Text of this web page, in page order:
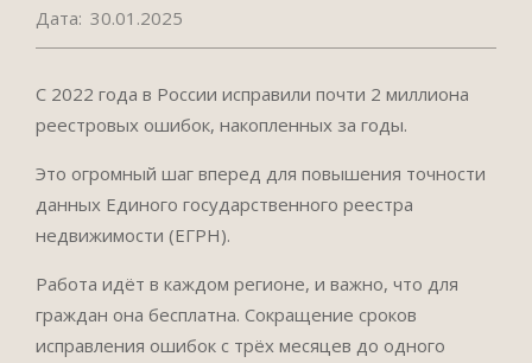
Дата: 30.01.2025
С 2022 года в России исправили почти 2 миллиона
реестровых ошибок, накопленных за годы.
Это огромный шаг вперед для повышения точности
данных Единого государственного реестра
недвижимости (ЕГРН).
Работа идёт в каждом регионе, и важно, что для
граждан она бесплатна. Сокращение сроков
исправления ошибок с трёх месяцев до одного